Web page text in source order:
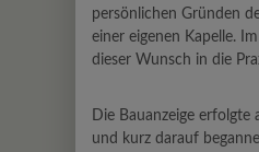
persönlichen Gründen
einer eigenen Kapelle.
dieser Wunsch in die
Die Bauanzeige
und kurz darauf